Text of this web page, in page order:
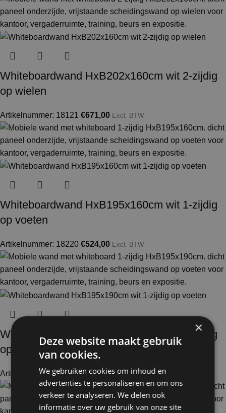
Whiteboardwand HxB202x160cm wit 2-zijdig
op wielen
Artikelnummer: 18121 €671,00 Excl. BTW
Whiteboardwand HxB195x160cm wit 1-zijdig
op voeten
Artikelnummer: 18220 €524,00 Excl. BTW
Whiteboardwand HxB195x190cm wit 1-zijdig
op voeten
Artikelnummer: 18230€570,00 Excl. BTW
×
Deze website maakt gebruik
van cookies.
We gebruiken cookies om inhoud en
advertenties te personaliseren en om ons
verkeer te analyseren. We delen ook
informatie over uw gebruik van onze site